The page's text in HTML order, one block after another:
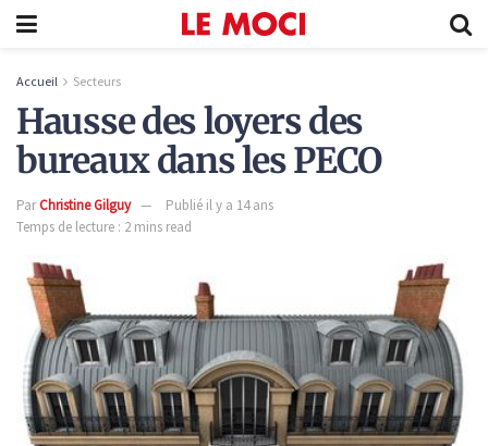
Accueil Secteurs
Hausse des loyers des
bureaux dans les PECO
ParChristine Gilguy
Publié il y a 14 ans
Temps de lecture : 2 mins read